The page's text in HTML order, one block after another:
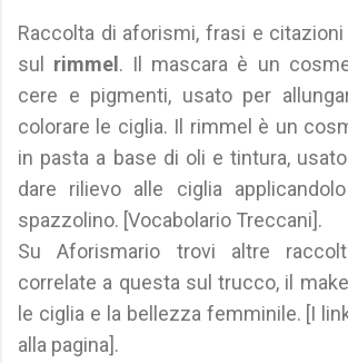
Raccolta di aforismi, frasi e citazioni
sul rimmel . Il mascara è un
cere e pigmenti, usato per
colorare le ciglia. Il rimmel è un
in pasta a base di oli e tintura,
dare rilievo alle ciglia
spazzolino. [Vocabolario Treccani].
Su Aforismario trovi altre
correlate a questa sul trucco, il
le ciglia e la bellezza femminile. [I
alla pagina].